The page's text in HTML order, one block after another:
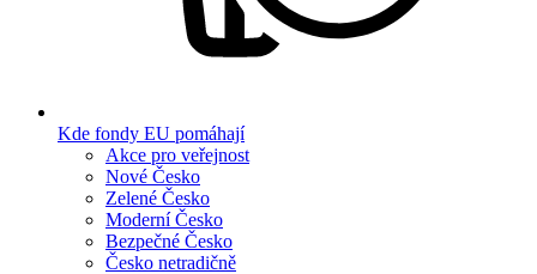
Kde fondy EU pomáhají
Akce pro veřejnost
Nové Česko
Zelené Česko
Moderní Česko
Bezpečné Česko
Česko netradičně